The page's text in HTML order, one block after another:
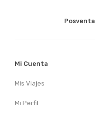
Posventa
Mi Cuenta
Mis Viajes
Mi Perfil